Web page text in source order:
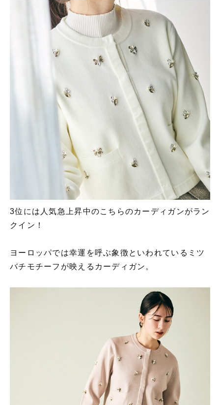
3位には人気急上昇中のこちらのカーディガンがラン
クイン！
ヨーロッパでは幸運を呼ぶ象徴といわれているミツ
バチモチーフが映えるカーディガン。